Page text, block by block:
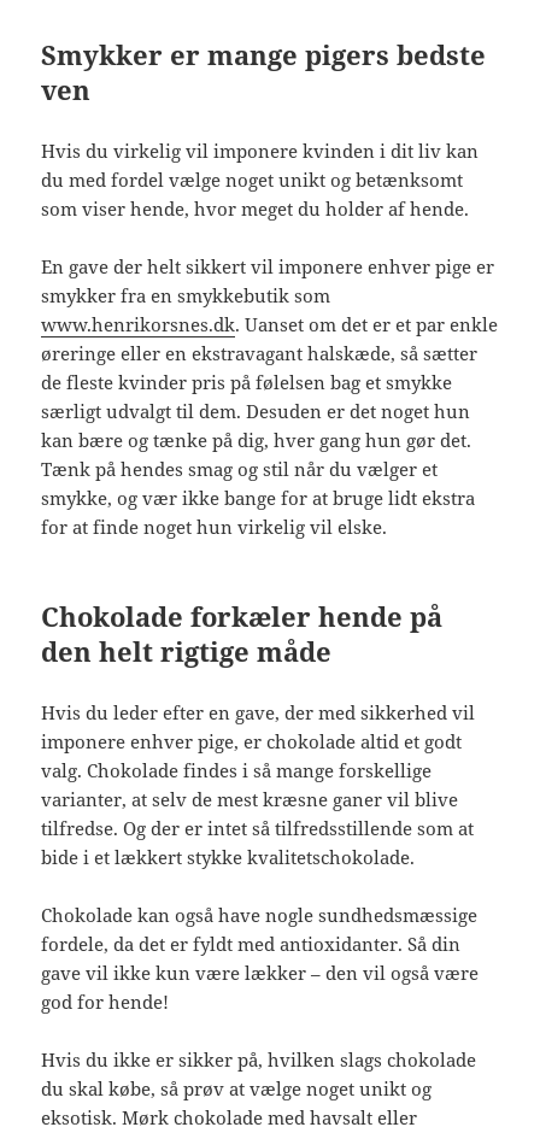
Smykker er mange pigers bedste
ven
Hvis du virkelig vil imponere kvinden i dit liv kan
du med fordel vælge noget unikt og betænksomt
som viser hende, hvor meget du holder af hende.
En gave der helt sikkert vil imponere enhver pige er
smykker fra en smykkebutik som
www.henrikorsnes.dk. Uanset om det er et par enkle
øreringe eller en ekstravagant halskæde, så sætter
de fleste kvinder pris på følelsen bag et smykke
særligt udvalgt til dem. Desuden er det noget hun
kan bære og tænke på dig, hver gang hun gør det.
Tænk på hendes smag og stil når du vælger et
smykke, og vær ikke bange for at bruge lidt ekstra
for at finde noget hun virkelig vil elske.
Chokolade forkæler hende på
den helt rigtige måde
Hvis du leder efter en gave, der med sikkerhed vil
imponere enhver pige, er chokolade altid et godt
valg. Chokolade findes i så mange forskellige
varianter, at selv de mest kræsne ganer vil blive
tilfredse. Og der er intet så tilfredsstillende som at
bide i et lækkert stykke kvalitetschokolade.
Chokolade kan også have nogle sundhedsmæssige
fordele, da det er fyldt med antioxidanter. Så din
gave vil ikke kun være lækker – den vil også være
god for hende!
Hvis du ikke er sikker på, hvilken slags chokolade
du skal købe, så prøv at vælge noget unikt og
eksotisk. Mørk chokolade med havsalt eller